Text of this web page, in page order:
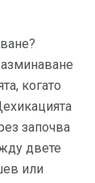
когато
започва
двете
или